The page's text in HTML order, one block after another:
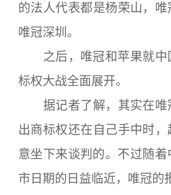
的法人代表都是杨荣山，
唯冠深圳。
之后，唯冠和苹果就中
标权大战全面展开。
据记者了解，其实在唯
出商标权还在自己手中时
意坐下来谈判的。不过随
市日期的日益临近，唯冠的